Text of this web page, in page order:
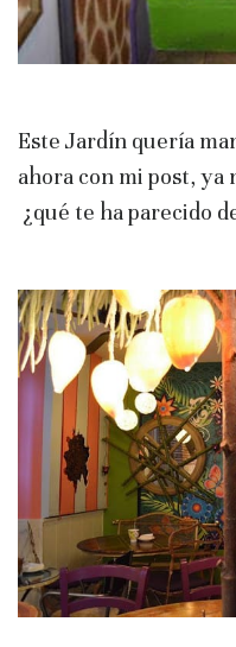
Este Jardín quería
ahora con mi post, ya
¿qué te ha parecido